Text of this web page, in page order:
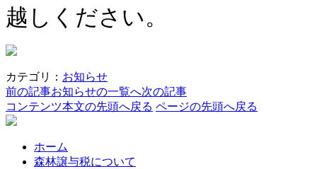
越しください。
カテゴリ： お知らせ
前の記事お知らせの一覧へ次の記事
コンテンツ本文の先頭へ戻る ページの先頭へ戻る
ホーム
森林譲与税について